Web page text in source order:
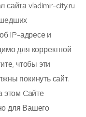
сайта vladimir-city.ru
IP-адресе и
для корректной
чтобы эти
покинуть сайт.
этом Cайте
для Вашего